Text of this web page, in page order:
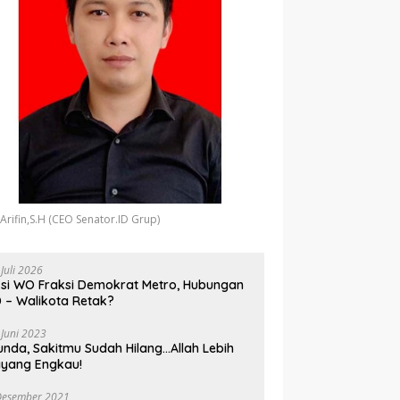
(CEO Senator.ID Grup)
2026
WO Fraksi Demokrat Metro, Hubungan
– Walikota Retak?
2023
Sakitmu Sudah Hilang…Allah Lebih
Engkau!
2021